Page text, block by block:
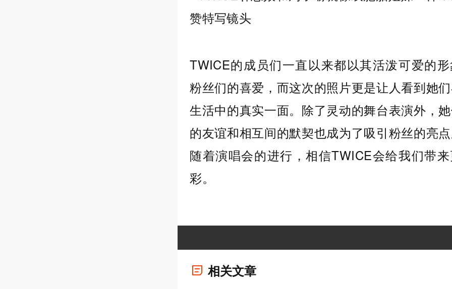
TWICE的成员们一直以来都以其活泼可爱的
粉丝们的喜爱，而这次的照片更是让人看到她
生活中的真实一面。除了灵动的舞台表演外，
的友谊和相互间的默契也成为了吸引粉丝的亮
随着演唱会的进行，相信TWICE会给我们带
彩。
相关文章